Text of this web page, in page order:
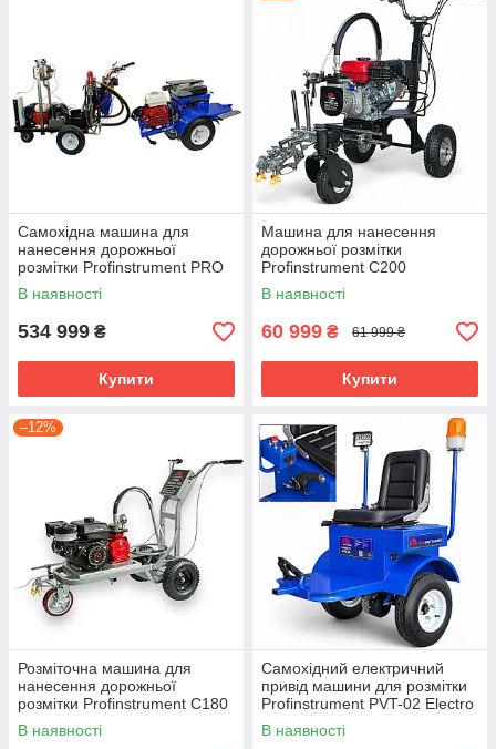
Самохідна машина для
нанесення дорожньої
розмітки Profinstrument PRO
Roadline-600HS
В наявності
534 999 ₴
Купити
Машина для нанесення
дорожньої розмітки
Profinstrument C200
(Kemage, 7,5 к.с., для
паркінгів, доріг і майданчиків)
В наявності
60 999 ₴ 61 999 ₴
Купити
–12%
Розміточна машина для
нанесення дорожньої
розмітки Profinstrument C180
(4 л/хв 250 бар)
В наявності
Самохідний електричний
привід машини для розмітки
Profinstrument PVT-02 Electro
(16 км/год)
В наявності